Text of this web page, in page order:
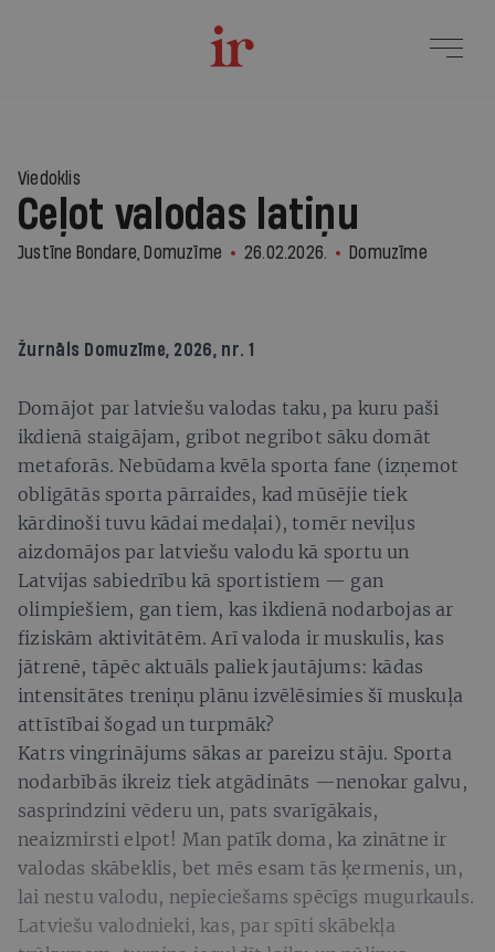
Viedoklis
Ceļot valodas latiņu
Justīne Bondare, Domuzīme 26.02.2026. Domuzīme
Žurnāls Domuzīme, 2026, nr. 1
Domājot par latviešu valodas taku, pa kuru paši
ikdienā staigājam, gribot negribot sāku domāt
metaforās. Nebūdama kvēla sporta fane (izņemot
obligātās sporta pārraides, kad mūsējie tiek
kārdinoši tuvu kādai medaļai), tomēr neviļus
aizdomājos par latviešu valodu kā sportu un
Latvijas sabiedrību kā sportistiem — gan
olimpiešiem, gan tiem, kas ikdienā nodarbojas ar
fiziskām aktivitātēm. Arī valoda ir muskulis, kas
jātrenē, tāpēc aktuāls paliek jautājums: kādas
intensitātes treniņu plānu izvēlēsimies šī muskuļa
attīstībai šogad un turpmāk?
Katrs vingrinājums sākas ar pareizu stāju. Sporta
nodarbībās ikreiz tiek atgādināts —nenokar galvu,
sasprindzini vēderu un, pats svarīgākais,
neaizmirsti elpot! Man patīk doma, ka zinātne ir
valodas skābeklis, bet mēs esam tās ķermenis, un,
lai nestu valodu, nepieciešams spēcīgs mugurkauls.
Latviešu valodnieki, kas, par spīti skābekļa